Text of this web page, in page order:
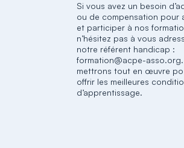
Si vous avez un besoin
ou de compensation pour
et participer à nos
n’hésitez pas à vous
notre référent handicap :
formation@acpe-
mettrons tout en œuvre
offrir les meilleures
d’apprentissage.